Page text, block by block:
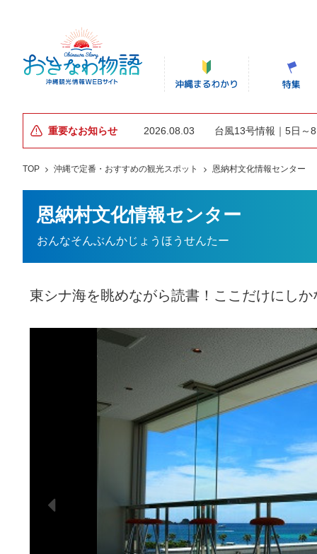
重要なお知らせ 2026.08.03 台風13号情報｜5日～
TOP 沖縄で定番・おすすめの観光スポット 恩納村文化情報センター
恩納村文化情報センター
おんなそんぶんかじょうほうせんたー
東シナ海を眺めながら読書！ここだけにし